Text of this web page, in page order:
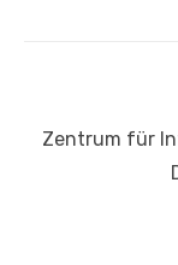
Vorheriger
Zentrum für